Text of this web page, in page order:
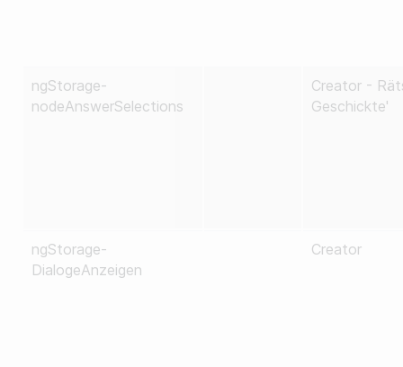
ngStorage-
nodeAnswerSelections
Creator -
Geschickte'
ngStorage-
DialogeAnzeigen
Creator